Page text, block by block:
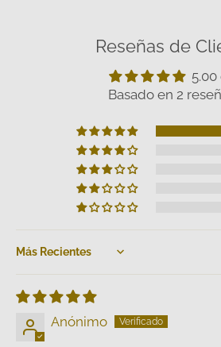
Reseñas de
Basado en 2
Sort by
Anónimo